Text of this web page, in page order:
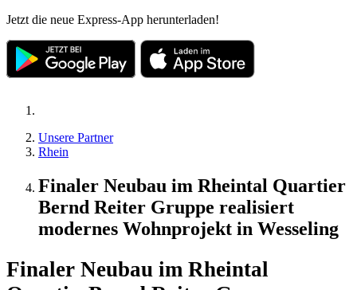
Jetzt die neue Express-App herunterladen!
Unsere Partner
Rhein
Finaler Neubau im Rheintal Quartier
Bernd Reiter Gruppe realisiert
modernes Wohnprojekt in Wesseling
Finaler Neubau im Rheintal